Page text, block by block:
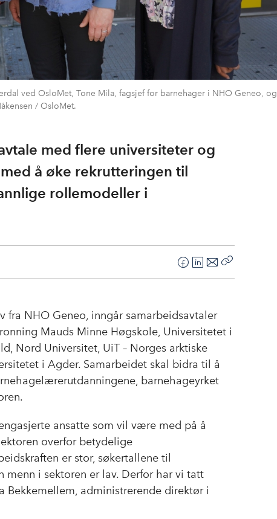
ved OsloMet, Tone Mila, fagsjef for barnehager i NHO Geneo, og
/ OsloMet.
med flere universiteter og
å øke rekrutteringen til
rollemodeller i
F
e
b
o
o
k
L
k
I
n
E
o
s
fra NHO Geneo, inngår samarbeidsavtaler
Mauds Minne Høgskole, Universitetet i
Nord Universitet, UiT – Norges arktiske
i Agder. Samarbeidet skal bidra til å
barnehageyrket
ansatte som vil være med på å
overfor betydelige
er stor, søkertallene til
i sektoren er lav. Derfor har vi tatt
Bekkemellem, administrerende direktør i